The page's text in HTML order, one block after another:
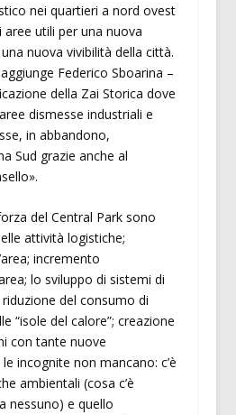
nei quartieri a nord ovest
utili per una nuova
nuova vivibilità della città.
Federico Sboarina –
della Zai Storica dove
dismesse industriali e
in abbandono,
Sud grazie anche al
del Central Park sono
attività logistiche;
incremento
lo sviluppo di sistemi di
del consumo di
“isole del calore”; creazione
con tante nuove
incognite non mancano: c’è
ambientali (cosa c’è
nessuno) e quello